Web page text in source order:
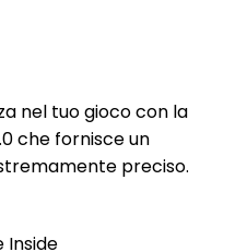
nel tuo gioco con la
che fornisce un
preciso.
Inside